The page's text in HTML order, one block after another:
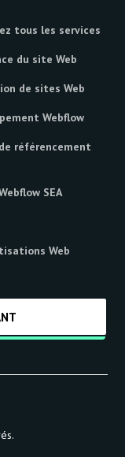
tous les services
du site Web
de sites Web
Webflow
référencement
SEA
Web